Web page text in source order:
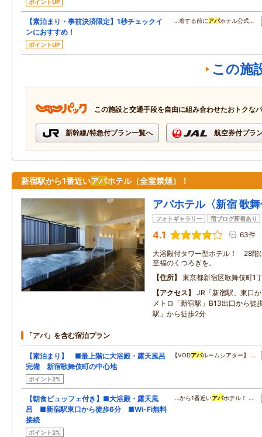
ポイントUP
【素泊まり・事前決済限定】1秒チェックイ
ンにおすすめ！
ポイントUP
…着する前にアパホテル公式…
この施
この施設と交通手段を自由に組み合わせたおトクな
新幹線/特急付プラン一覧へ 航空券付プラ
新宿駅から1番近いアパホテル（全室禁煙）！
アパホテル〈新宿 歌
フォトギャラリー 宿ブログ新着あり
4.1 63件
大浴殿付タワー型ホテル！ 28階
至福のくつろぎを。
住所
東京都新宿区歌舞伎町1
アクセス
JR「新宿駅」東口
メトロ「新宿駅」B13出口から徒
駅」から徒歩2分
「アパ」を含む宿泊プラン
【素泊まり】 ■最上階に大浴殿・露天風呂
完備 新宿歌舞伎町の中心地
ポイント2%
【VODアパルームシアター】 …
【朝食ビュッフェ付き】■大浴殿・露天風
呂 ■新宿駅東口から徒歩6分 ■Wi-Fi無料
接続
ポイント2%
…から1番近いアパホテル！ …